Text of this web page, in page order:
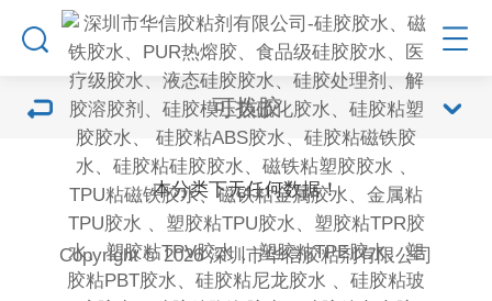
可拨胶
本分类下无任何数据！
Copyright © 2026 深圳市华信胶粘剂有限公司